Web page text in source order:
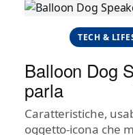
TECH &
Balloon Dog
parla
Caratteristiche,
oggetto-icona che